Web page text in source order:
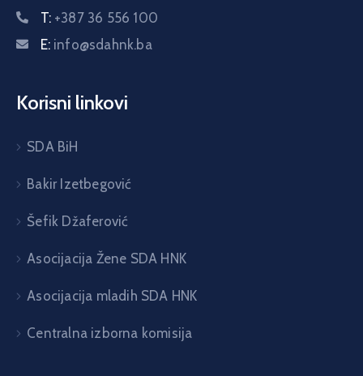
T: +387 36 556 100
E: info@sdahnk.ba
Korisni linkovi
SDA BiH
Bakir Izetbegović
Šefik Džaferović
Asocijacija Žene SDA HNK
Asocijacija mladih SDA HNK
Centralna izborna komisija